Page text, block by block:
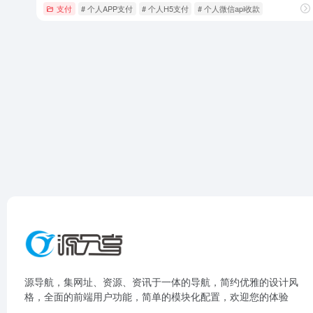
支付 # 个人APP支付 # 个人H5支付 # 个人微信api收款
源导航，集网址、资源、资讯于一体的导航，简约优雅的设计风
格，全面的前端用户功能，简单的模块化配置，欢迎您的体验